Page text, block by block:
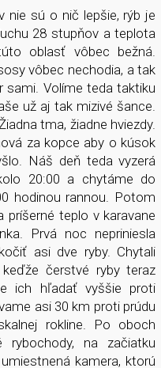
nie sú o nič lepšie, rýb je
28 stupňov a teplota
oblasť vôbec bežná.
vôbec nechodia, a tak
sami. Volíme teda taktiku
už aj tak mizivé šance.
tma, žiadne hviezdy.
za kopce aby o kúsok
Náš deň teda vyzerá
20:00 a chytáme do
hodinou rannou. Potom
príšerné teplo v karavane
Prvá noc nepriniesla
asi dve ryby. Chytali
čerstvé ryby teraz
ich hľadať vyššie proti
asi 30 km proti prúdu
rokline. Po oboch
rybochody, na začiatku
kamera, ktorú